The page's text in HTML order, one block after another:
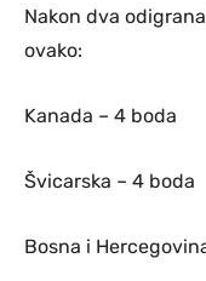
Nakon dva
ovako:
Kanada – 4 boda
Švicarska – 4 boda
Bosna i